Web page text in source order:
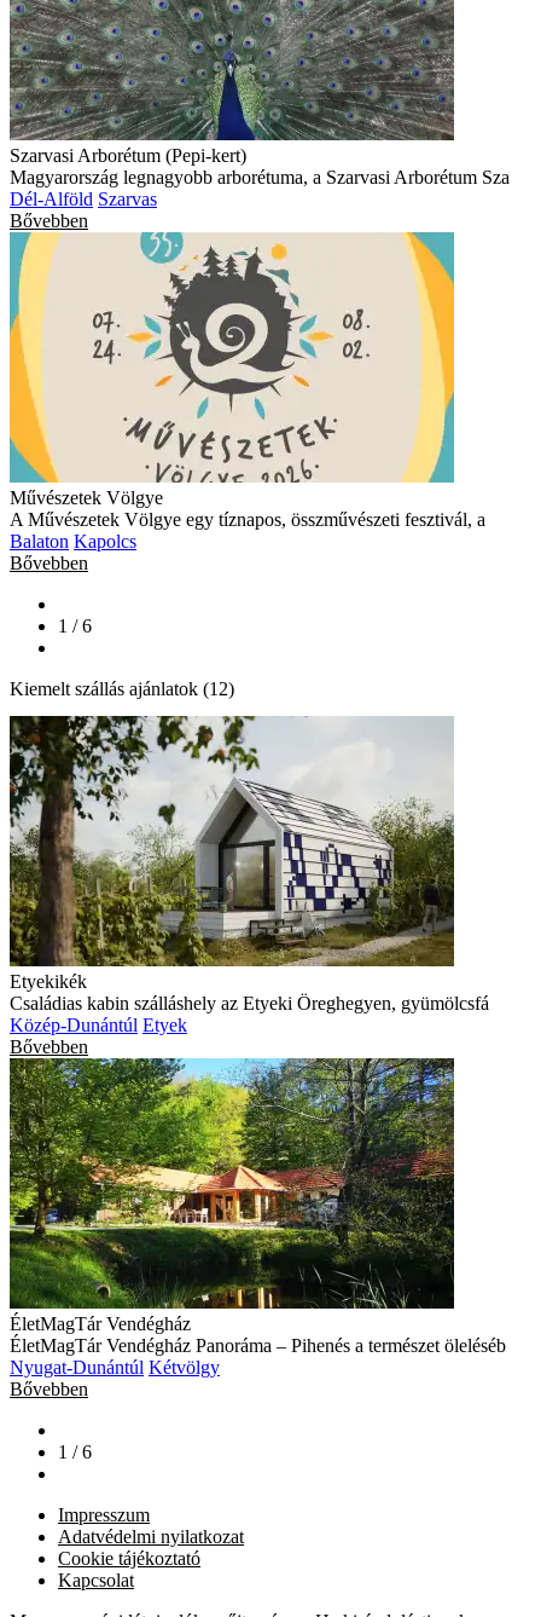
Szarvasi Arborétum (Pepi-kert)
Magyarország legnagyobb arborétuma, a Szarvasi Arborétum Sza
Dél-Alföld Szarvas
Bővebben
Művészetek Völgye
A Művészetek Völgye egy tíznapos, összművészeti fesztivál, a
Balaton Kapolcs
Bővebben
1 / 6
Kiemelt szállás ajánlatok (12)
Etyekikék
Családias kabin szálláshely az Etyeki Öreghegyen, gyümölcsfá
Közép-Dunántúl Etyek
Bővebben
ÉletMagTár Vendégház
ÉletMagTár Vendégház Panoráma – Pihenés a természet öleléséb
Nyugat-Dunántúl Kétvölgy
Bővebben
1 / 6
Impresszum
Adatvédelmi nyilatkozat
Cookie tájékoztató
Kapcsolat